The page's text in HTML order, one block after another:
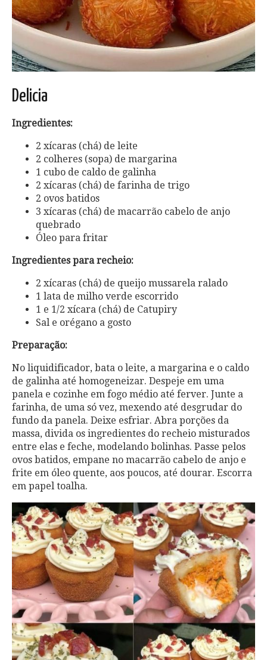
Delicia
Ingredientes:
2 xícaras (chá) de leite
2 colheres (sopa) de margarina
1 cubo de caldo de galinha
2 xícaras (chá) de farinha de trigo
2 ovos batidos
3 xícaras (chá) de macarrão cabelo de anjo
quebrado
Óleo para fritar
Ingredientes para recheio:
2 xícaras (chá) de queijo mussarela ralado
1 lata de milho verde escorrido
1 e 1/2 xícara (chá) de Catupiry
Sal e orégano a gosto
Preparação:
No liquidificador, bata o leite, a margarina e o caldo
de galinha até homogeneizar. Despeje em uma
panela e cozinhe em fogo médio até ferver. Junte a
farinha, de uma só vez, mexendo até desgrudar do
fundo da panela. Deixe esfriar. Abra porções da
massa, divida os ingredientes do recheio misturados
entre elas e feche, modelando bolinhas. Passe pelos
ovos batidos, empane no macarrão cabelo de anjo e
frite em óleo quente, aos poucos, até dourar. Escorra
em papel toalha.